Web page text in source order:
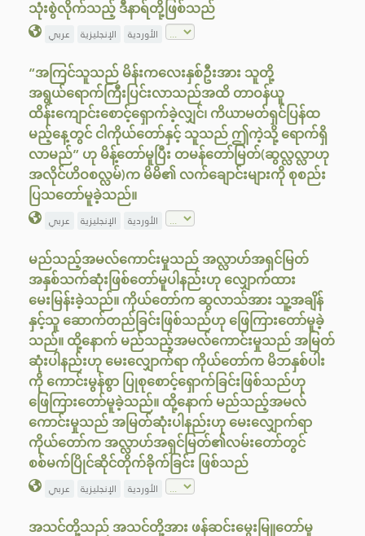
သုံးစွဲလိုက်သည့် ဒီနာရ်တို့ဖြစ်သည်
عربي الإنجليزية الأوردية
“အကြင်သူသည် မိန်းကလေးနှစ်ဦးအား သူတို့
အရွယ်‌ရောက်ကြီးပြင်းလာသည်အထိ တာဝန်ယူ
ထိန်းကျောင်းစောင့်ရှောက်ခဲ့လျှင်၊ ကိယာမတ်ရှင်ပြန်ထ
မည့်နေ့တွင် ငါကိုယ်တော်နှင့် သူသည် ဤကဲ့သို့ ရောက်ရှိ
လာမည်” ဟု မိန့်တော်မူပြီး တမန်တော်မြတ်(ဆွလ္လလ္လာဟု
အလိုင်ဟိဝစလ္လမ်)က မိမိ၏ လက်ချောင်းများကို စုစည်း
ပြသတော်မူခဲ့သည်။
عربي الإنجليزية الأوردية
မည်သည့်အမလ်ကောင်းမှုသည် အလ္လာဟ်အရှင်မြတ်
အနှစ်သက်ဆုံးဖြစ်တော်မူပါနည်းဟု လျှောက်ထား
မေးမြန်းခဲ့သည်။ ကိုယ်တော်က ဆွလာသ်အား သူ့အချိန်
နှင့်သူ ဆောက်တည်ခြင်းဖြစ်သည်ဟု ဖြေကြားတော်မူခဲ့
သည်။ ထို့နောက် မည်သည့်အမလ်ကောင်းမှုသည် အမြတ်
ဆုံးပါနည်းဟု မေးလျှောက်ရာ ကိုယ်တော်က မိဘနှစ်ပါး
ကို ကောင်းမွန်စွာ ပြုစုစောင့်ရှောက်ခြင်းဖြစ်သည်ဟု
ဖြေကြားတော်မူခဲ့သည်။ ထို့နောက် မည်သည့်အမလ်
ကောင်းမှုသည် အမြတ်ဆုံးပါနည်းဟု မေးလျှောက်ရာ
ကိုယ်တော်က အလ္လာဟ်အရှင်မြတ်၏လမ်းတော်တွင်
စစ်မက်ပြိုင်ဆိုင်တိုက်ခိုက်ခြင်း ဖြစ်သည်
عربي الإنجليزية الأوردية
အသင်တို့သည် အသင်တို့အား ဖန်ဆင်းမွေးမြူတော်မူ